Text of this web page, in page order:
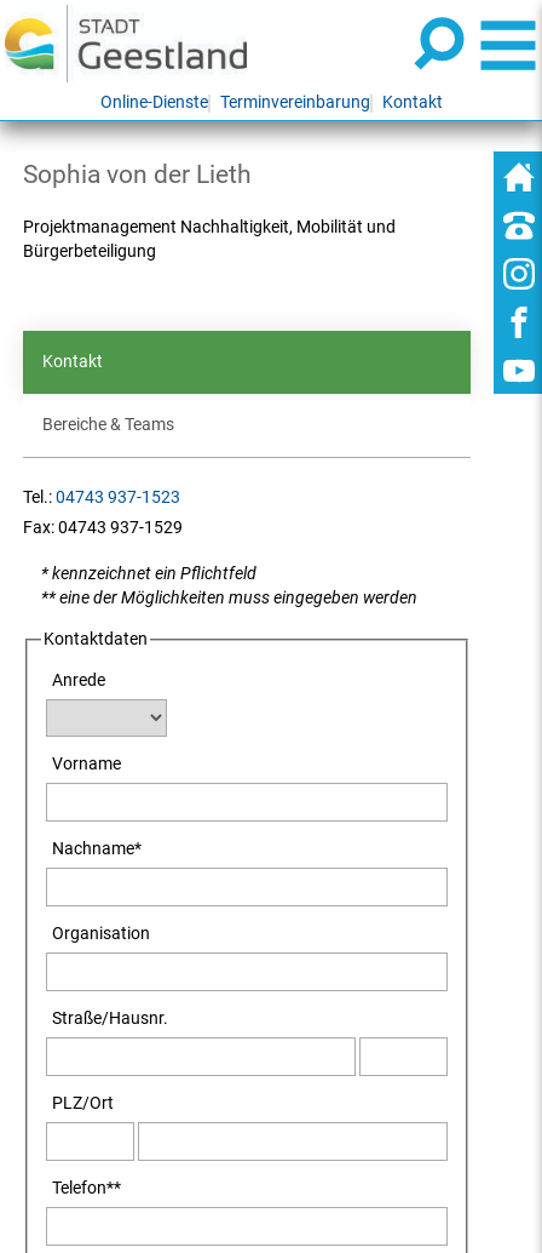
Online-Dienste Terminvereinbarung Kontakt
Sophia von der Lieth
Projektmanagement Nachhaltigkeit, Mobilität und
Bürgerbeteiligung
Kontakt
Bereiche & Teams
Tel.:04743 937-1523
Fax:04743 937-1529
* kennzeichnet ein Pflichtfeld
** eine der Möglichkeiten muss eingegeben werden
Kontaktdaten
Anrede
Vorname
Nachname*
Organisation
Straße/Hausnr.
PLZ/Ort
Telefon**